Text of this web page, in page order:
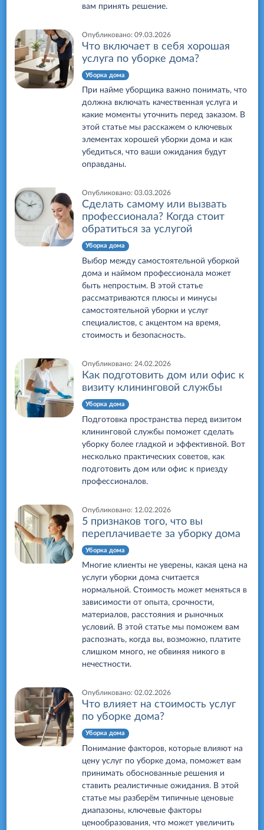
вам принять решение.
Опубликовано: 09.03.2026
Что включает в себя хорошая
услуга по уборке дома?
Уборка дома
При найме уборщика важно понимать, что
должна включать качественная услуга и
какие моменты уточнить перед заказом. В
этой статье мы расскажем о ключевых
элементах хорошей уборки дома и как
убедиться, что ваши ожидания будут
оправданы.
Опубликовано: 03.03.2026
Сделать самому или вызвать
профессионала? Когда стоит
обратиться за услугой
Уборка дома
Выбор между самостоятельной уборкой
дома и наймом профессионала может
быть непростым. В этой статье
рассматриваются плюсы и минусы
самостоятельной уборки и услуг
специалистов, с акцентом на время,
стоимость и безопасность.
Опубликовано: 24.02.2026
Как подготовить дом или офис к
визиту клининговой службы
Уборка дома
Подготовка пространства перед визитом
клининговой службы поможет сделать
уборку более гладкой и эффективной. Вот
несколько практических советов, как
подготовить дом или офис к приезду
профессионалов.
Опубликовано: 12.02.2026
5 признаков того, что вы
переплачиваете за уборку дома
Уборка дома
Многие клиенты не уверены, какая цена на
услуги уборки дома считается
нормальной. Стоимость может меняться в
зависимости от опыта, срочности,
материалов, расстояния и рыночных
условий. В этой статье мы поможем вам
распознать, когда вы, возможно, платите
слишком много, не обвиняя никого в
нечестности.
Опубликовано: 02.02.2026
Что влияет на стоимость услуг
по уборке дома?
Уборка дома
Понимание факторов, которые влияют на
цену услуг по уборке дома, поможет вам
принимать обоснованные решения и
ставить реалистичные ожидания. В этой
статье мы разберём типичные ценовые
диапазоны, ключевые факторы
ценообразования, что может увеличить